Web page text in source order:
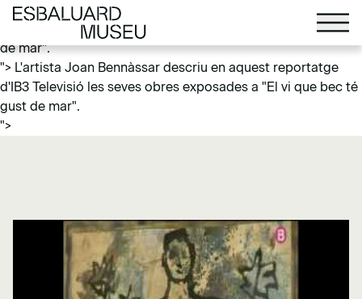
L'artista Joan Bennàssar descriu en aquest reportatge d'IB3
Televisió les seves obres exposades a "El vi que bec té gust
de mar".
"> L'artista Joan Bennàssar descriu en aquest reportatge
d'IB3 Televisió les seves obres exposades a "El vi que bec té
gust de mar".
">